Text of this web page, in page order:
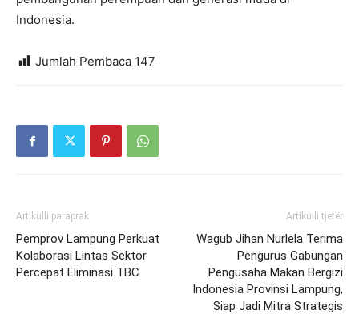
Indonesia.
Jumlah Pembaca 147
Artikulli paraprak
Pemprov Lampung Perkuat
Kolaborasi Lintas Sektor
Percepat Eliminasi TBC
Artikulli tjetër
Wagub Jihan Nurlela Terima
Pengurus Gabungan
Pengusaha Makan Bergizi
Indonesia Provinsi Lampung,
Siap Jadi Mitra Strategis